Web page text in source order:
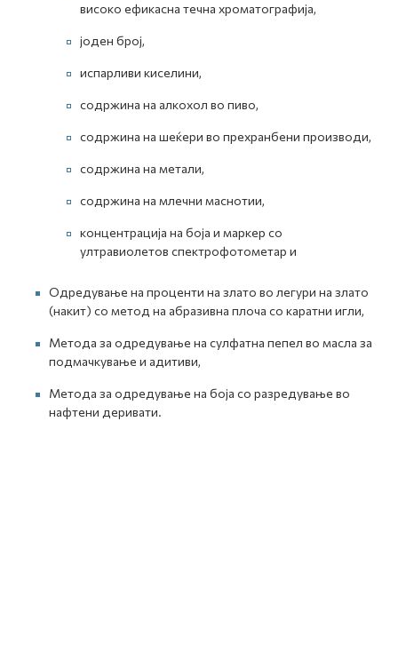
високо ефикасна течна хроматографија,
јоден број,
испарливи киселини,
содржина на алкохол во пиво,
содржина на шеќери во прехранбени производи,
содржина на метали,
содржина на млечни маснотии,
концентрација на боја и маркер со
ултравиолетов спектрофотометар и
Одредување на проценти на злато во легури на злато
(накит) со метод на абразивна плоча со каратни игли,
Метода за одредување на сулфатна пепел во масла за
подмачкување и адитиви,
Метода за одредување на боја со разредување во
нафтени деривати.